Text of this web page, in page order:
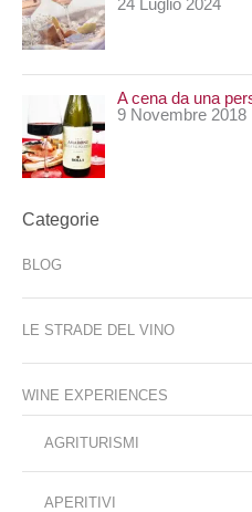
A cena da una
9 Novembre 2018
Categorie
BLOG
LE STRADE DEL VINO
WINE EXPERIENCES
AGRITURISMI
APERITIVI